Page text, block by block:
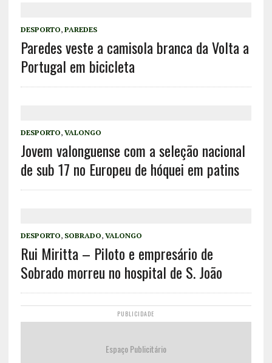
DESPORTO, PAREDES
Paredes veste a camisola branca da Volta a
Portugal em bicicleta
DESPORTO, VALONGO
Jovem valonguense com a seleção nacional
de sub 17 no Europeu de hóquei em patins
DESPORTO, SOBRADO, VALONGO
Rui Miritta – Piloto e empresário de
Sobrado morreu no hospital de S. João
PUBLICIDADE
Espaço Publicitário